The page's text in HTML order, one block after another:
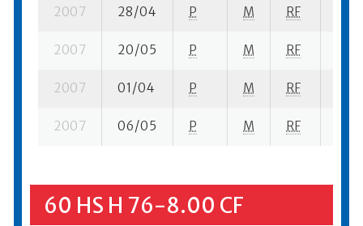
2007 28/04 P M RF
2007 20/05 P M RF
2007 01/04 P M RF
2007 06/05 P M RF
60 HS H 76-8.00 CF